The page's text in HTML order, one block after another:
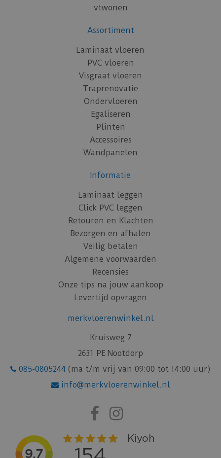
vtwonen
Assortiment
Laminaat vloeren
PVC vloeren
Visgraat vloeren
Traprenovatie
Ondervloeren
Egaliseren
Plinten
Accessoires
Wandpanelen
Informatie
Laminaat leggen
Click PVC leggen
Retouren en Klachten
Bezorgen en afhalen
Veilig betalen
Algemene voorwaarden
Recensies
Onze tips na jouw aankoop
Levertijd opvragen
merkvloerenwinkel.nl
Kruisweg 7
2631 PE Nootdorp
085-0805244 (ma t/m vrij van 09:00 tot 14:00 uur)
info@merkvloerenwinkel.nl